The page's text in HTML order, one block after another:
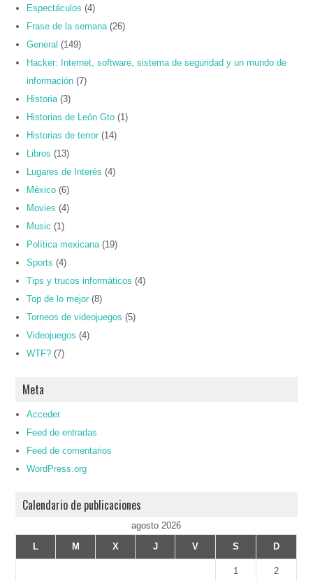
Espectáculos (4)
Frase de la semana (26)
General (149)
Hacker: Internet, software, sistema de seguridad y un mundo de
información (7)
Historia (3)
Historias de León Gto (1)
Historias de terror (14)
Libros (13)
Lugares de Interés (4)
México (6)
Movies (4)
Music (1)
Política mexicana (19)
Sports (4)
Tips y trucos informáticos (4)
Top de lo mejor (8)
Torneos de videojuegos (5)
Videojuegos (4)
WTF? (7)
Meta
Acceder
Feed de entradas
Feed de comentarios
WordPress.org
Calendario de publicaciones
agosto 2026
L
M X J V S D
1 2